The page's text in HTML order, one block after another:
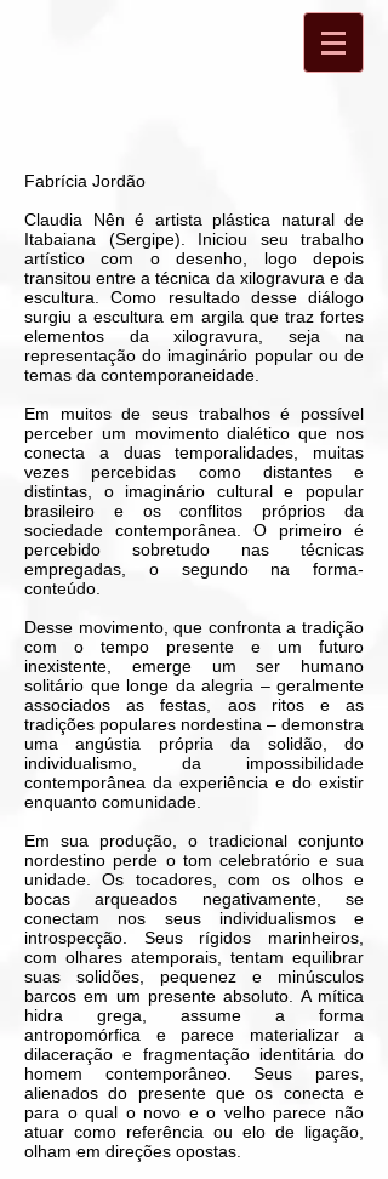
Fabrícia Jordão
Claudia Nên é artista plástica natural de
Itabaiana (Sergipe). Iniciou seu trabalho
artístico com o desenho, logo depois
transitou entre a técnica da xilogravura e da
escultura. Como resultado desse diálogo
surgiu a escultura em argila que traz fortes
elementos da xilogravura, seja na
representação do imaginário popular ou de
temas da contemporaneidade.
Em muitos de seus trabalhos é possível
perceber um movimento dialético que nos
conecta a duas temporalidades, muitas
vezes percebidas como distantes e
distintas, o imaginário cultural e popular
brasileiro e os conflitos próprios da
sociedade contemporânea. O primeiro é
percebido sobretudo nas técnicas
empregadas, o segundo na forma-
conteúdo.
Desse movimento, que confronta a tradição
com o tempo presente e um futuro
inexistente, emerge um ser humano
solitário que longe da alegria – geralmente
associados as festas, aos ritos e as
tradições populares nordestina – demonstra
uma angústia própria da solidão, do
individualismo, da impossibilidade
contemporânea da experiência e do existir
enquanto comunidade.
Em sua produção, o tradicional conjunto
nordestino perde o tom celebratório e sua
unidade. Os tocadores, com os olhos e
bocas arqueados negativamente, se
conectam nos seus individualismos e
introspecção. Seus rígidos marinheiros,
com olhares atemporais, tentam equilibrar
suas solidões, pequenez e minúsculos
barcos em um presente absoluto. A mítica
hidra grega, assume a forma
antropomórfica e parece materializar a
dilaceração e fragmentação identitária do
homem contemporâneo. Seus pares,
alienados do presente que os conecta e
para o qual o novo e o velho parece não
atuar como referência ou elo de ligação,
olham em direções opostas.